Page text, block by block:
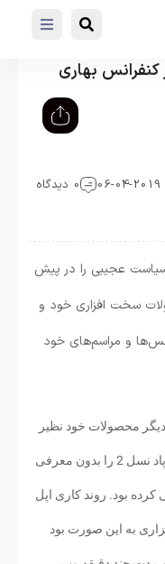
را خارج از کنفرانس بهاری
0 دیدگاه
عجیبی را در پیش
سخت افزاری خود و
و مراسم‌های خود
تا پیش از این نیز اپل علاوه بر آیمک 2019 دیگر محصولات خود نظیر
آیپد ایر 2019 و آیپد مینی 5 را به همراه ایرپاد نسل 2 را بدون معرفی
بود. روند کاری اپل
به این صورت بود